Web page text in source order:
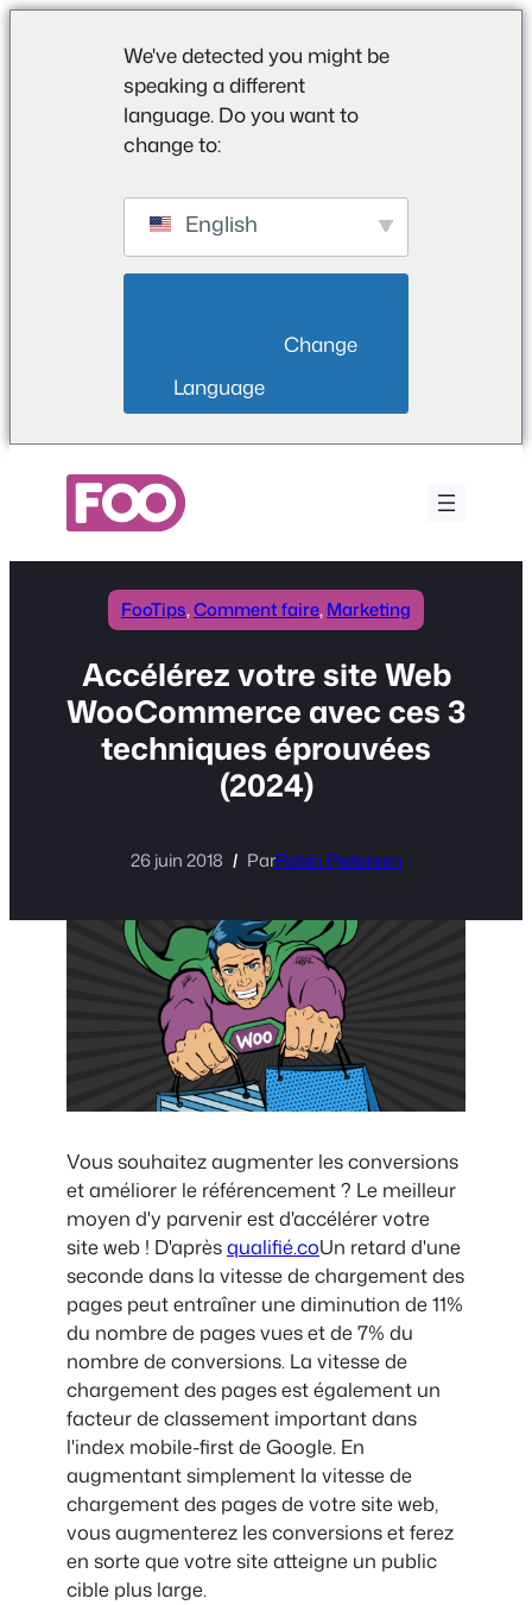
We've detected you might be
speaking a different
language. Do you want to
change to:
English
Language
FooTips, Comment faire, Marketing
Accélérez votre site Web
WooCommerce avec ces 3
techniques éprouvées
(2024)
26 juin 2018 ParRobin Pietersen
Vous souhaitez augmenter les conversions
et améliorer le référencement ? Le meilleur
moyen d'y parvenir est d'accélérer votre
site web ! D'aprèsqualifié.coUn retard d'une
seconde dans la vitesse de chargement des
pages peut entraîner une diminution de 11%
du nombre de pages vues et de 7% du
nombre de conversions. La vitesse de
chargement des pages est également un
facteur de classement important dans
l'index mobile-first de Google. En
augmentant simplement la vitesse de
chargement des pages de votre site web,
vous augmenterez les conversions et ferez
en sorte que votre site atteigne un public
cible plus large.